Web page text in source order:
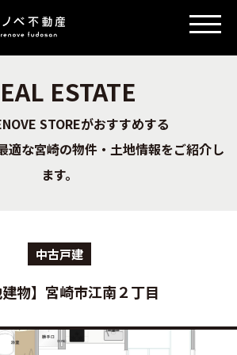
ESTATE
STOREがおすすめする
適な宮崎の物件・土地情報をご紹介し
ます。
中古戸建
建物】宮崎市江南２丁目